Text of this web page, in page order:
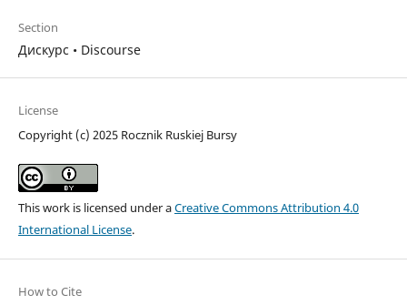
Section
Дискурс • Discourse
License
Copyright (c) 2025 Rocznik Ruskiej Bursy
This work is licensed under aCreative Commons Attribution 4.0
International License.
How to Cite